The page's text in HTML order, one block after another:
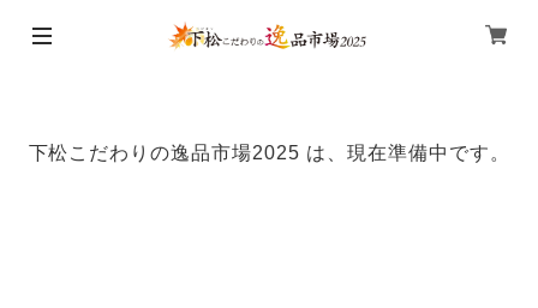
下松こだわりの逸品市場2025 は、現在準備中です。